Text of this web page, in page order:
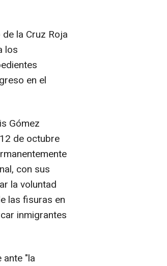
la Cruz Roja
los
en el
Gómez
de octubre
con sus
la voluntad
las fisuras en
inmigrantes
"la